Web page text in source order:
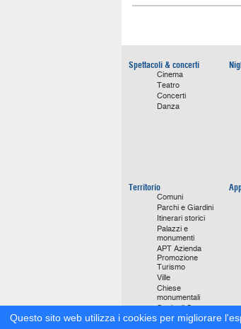
Questo sito web utilizza i cookies per migliorare
Spettacoli & concerti
Cinema
Teatro
Concerti
Danza
Territorio
Comuni
Parchi e Giardini
Itinerari storici
Palazzi e
monumenti
APT Azienda
Promozione
Turismo
Ville
Chiese
monumentali
Storie di Successo
Focus on